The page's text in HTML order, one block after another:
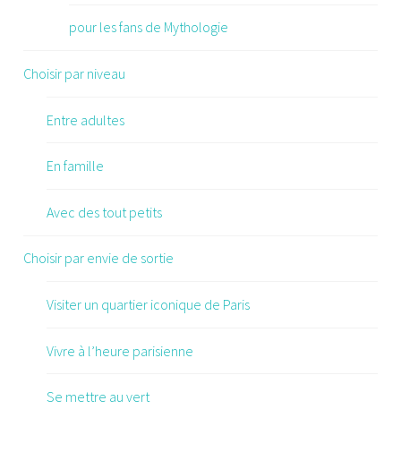
pour les fans de Mythologie
Choisir par niveau
Entre adultes
En famille
Avec des tout petits
Choisir par envie de sortie
Visiter un quartier iconique de Paris
Vivre à l’heure parisienne
Se mettre au vert